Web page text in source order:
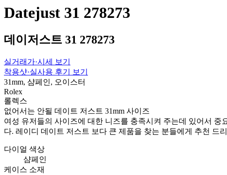
Datejust 31 278273
데이저스트 31 278273
실거래가·시세 보기
착용샷·실사용 후기 보기
31mm, 샴페인, 오이스터
Rolex
롤렉스
없어서는 안될 데이트 저스트 31mm 사이즈
여성 유저들의 사이즈에 대한 니즈를 충족시켜 주는데 있어서 중
다. 레이디 데이트 저스트 보다 큰 제품을 찾는 분들에게 추천 드
다이얼 색상
샴페인
케이스 소재